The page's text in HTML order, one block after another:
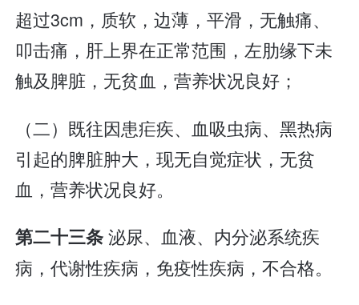
超过3cm，质软，边薄，平滑，无触痛、
叩击痛，肝上界在正常范围，左肋缘下未
触及脾脏，无贫血，营养状况良好；
（二）既往因患疟疾、血吸虫病、黑热病
引起的脾脏肿大，现无自觉症状，无贫
血，营养状况良好。
第二十三条泌尿、血液、内分泌系统疾
病，代谢性疾病，免疫性疾病，不合格。